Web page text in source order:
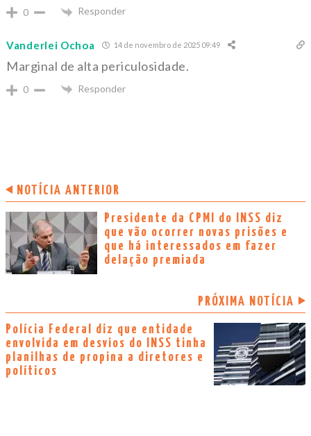
0 Responder
Vanderlei Ochoa 14 de novembro de 2025 09:49
Marginal de alta periculosidade.
0 Responder
NOTÍCIA ANTERIOR
Presidente da CPMI do INSS diz
que vão ocorrer novas prisões e
que há interessados em fazer
delação premiada
PRÓXIMA NOTÍCIA
Polícia Federal diz que entidade
envolvida em desvios do INSS tinha
planilhas de propina a diretores e
políticos